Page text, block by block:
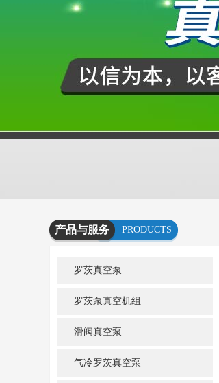
产品与服务
PRODUCTS
罗茨真空泵
罗茨泵真空机组
滑阀真空泵
气冷罗茨真空泵